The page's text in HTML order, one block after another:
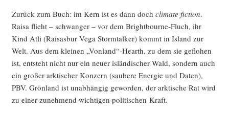
Zurück zum Buch: im Kern ist es dann doch cli­ma­te fic­tion.
Raisa flieht – schwan­ger – vor dem Bright­bourne-Fluch, ihr
Kind Atli (Raisas­bur Vega Storm­tal­ker) kommt in Island zur
Welt. Aus dem klei­nen „Vonland“-Hearth, zu dem sie geflo­hen
ist, ent­steht nicht nur ein neu­er islän­di­scher Wald, son­dern auch
ein gro­ßer ark­ti­scher Kon­zern (sau­be­re Ener­gie und Daten),
PBV. Grön­land ist unab­hän­gig gewor­den, der ark­ti­sche Rat wird
zu einer zuneh­mend wich­ti­gen poli­ti­schen Kraft.